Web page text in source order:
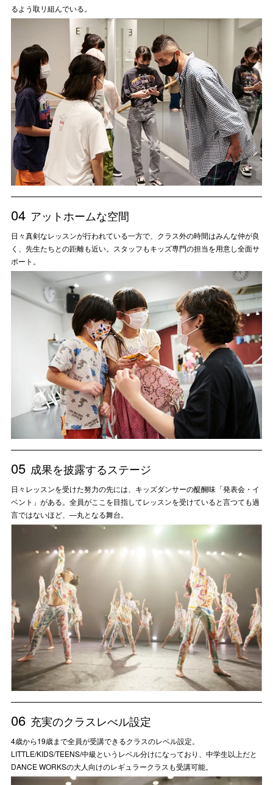
るよう取リ組んでいる。
04 アットホームな空間
日々真剣なレッスンが行われている一方で、クラス外の時間はみんな仲が良
く、先生たちとの距離も近い。スタッフもキッズ専門の担当を用意し全面サ
ポート。
05 成果を披露するステージ
日々レッスンを受けた努力の先には、キッズダンサーの醍醐味「発表会・イ
ベント」がある。全員がここを目指してレッスンを受けていると言つても過
言ではないほど、―丸となる舞台。
06 充実のクラスレべル設定
4歳から19歳まで全員が受講できるクラスのレベル設定。
LITTLE/KIDS/TEENS/中級というレベル分けになっており、中学生以上だと
DANCE WORKSの大人向けのレギュラークラスも受講可能。